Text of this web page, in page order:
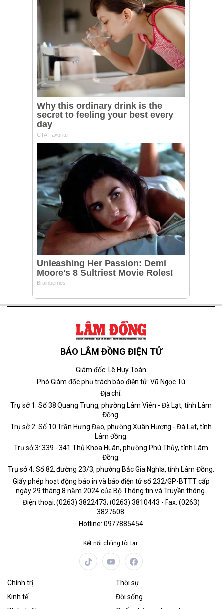
BÁO LÂM ĐỒNG ĐIỆN TỬ
Giám đốc: Lê Huy Toàn
Phó Giám đốc phụ trách báo điện tử: Vũ Ngọc Tú
Địa chỉ:
Trụ sở 1: Số 38 Quang Trung, phường Lâm Viên - Đà Lạt, tỉnh Lâm
Đồng.
Trụ sở 2: Số 10 Trần Hưng Đạo, phường Xuân Hương - Đà Lạt, tỉnh
Lâm Đồng.
Trụ sở 3: 339 - 341 Thủ Khoa Huân, phường Phú Thủy, tỉnh Lâm
Đồng.
Trụ sở 4: Số 82, đường 23/3, phường Bắc Gia Nghĩa, tỉnh Lâm Đồng.
Giấy phép hoạt động báo in và báo điện tử số 232/GP-BTTT cấp
ngày 29 tháng 8 năm 2024 của Bộ Thông tin và Truyền thông.
Điện thoại: (0263) 3822473; (0263) 3810443 - Fax: (0263)
3827608.
Hotline: 0977885454
Kết nối chúng tôi tại:
Chính trị
Thời sự
Kinh tế
Đời sống